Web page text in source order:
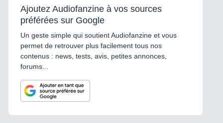
Ajoutez Audiofanzine à vos sources
préférées sur Google
Un geste simple qui soutient Audiofanzine et vous
permet de retrouver plus facilement tous nos
contenus : news, tests, avis, petites annonces,
forums...